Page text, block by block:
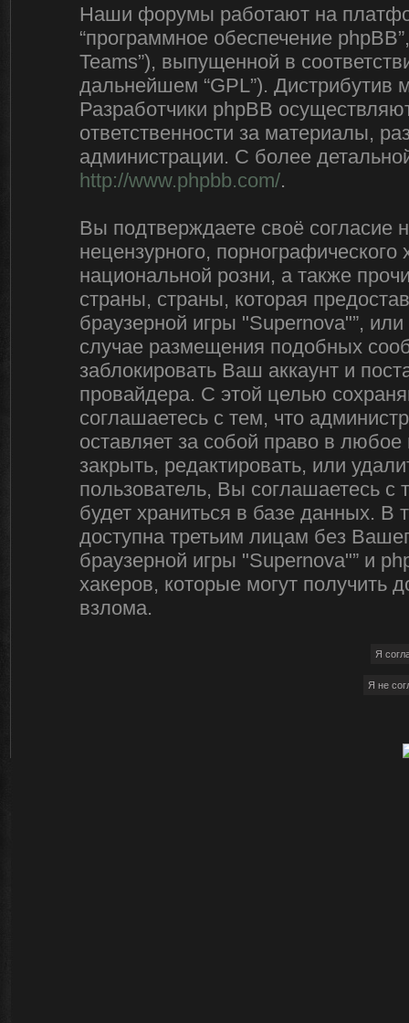
Наши форумы работают на
“программное обеспечение
Teams”), выпущенной в
дальнейшем “GPL”). Дистрибутив
Разработчики phpBB
ответственности за материалы,
администрации. С более
http://www.phpbb.com/.
Вы подтверждаете своё согласие
нецензурного, порнографического
национальной розни, а также
страны, страны, которая
браузерной игры "Supernova"”,
случае размещения подобных
заблокировать Ваш аккаунт и
провайдера. С этой целью
соглашаетесь с тем, что
оставляет за собой право в
закрыть, редактировать, или
пользователь, Вы соглашаетесь
будет храниться в базе данных.
доступна третьим лицам без
браузерной игры "Supernova"” и
хакеров, которые могут получить
взлома.